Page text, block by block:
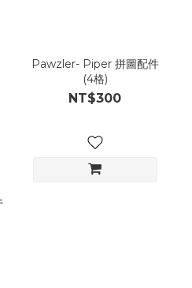
Pawzler- Piper 拼圖配件
(4格)
NT$300